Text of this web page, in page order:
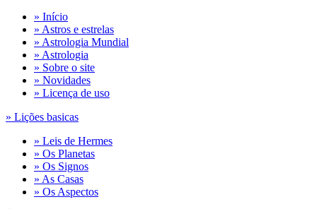
» Início
» Astros e estrelas
» Astrologia Mundial
» Astrologia
» Sobre o site
» Novidades
» Licença de uso
» Lições basicas
» Leis de Hermes
» Os Planetas
» Os Signos
» As Casas
» Os Aspectos